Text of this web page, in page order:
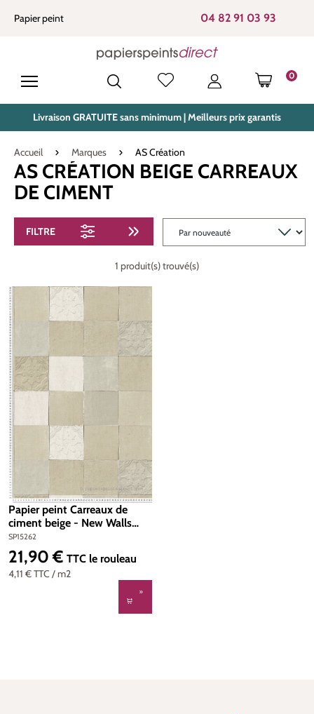
principal
Papier peint 04 82 91 03 93
0
LE
Livraison GRATUITE sans minimum | Meilleurs prix garantis
Accueil Marques AS Création
AS CRÉATION BEIGE CARREAUX
DE CIMENT
FILTRE
1 produit(s) trouvé(s)
Papier peint Carreaux de
ciment beige - New Walls
d'AS Création | Réf. SP15262
SP15262
4,11 €TTC / m2
Prix régulier :
21,90 € TTC le rouleau